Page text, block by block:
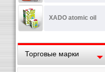
XADO atomic oil
Торговые марки